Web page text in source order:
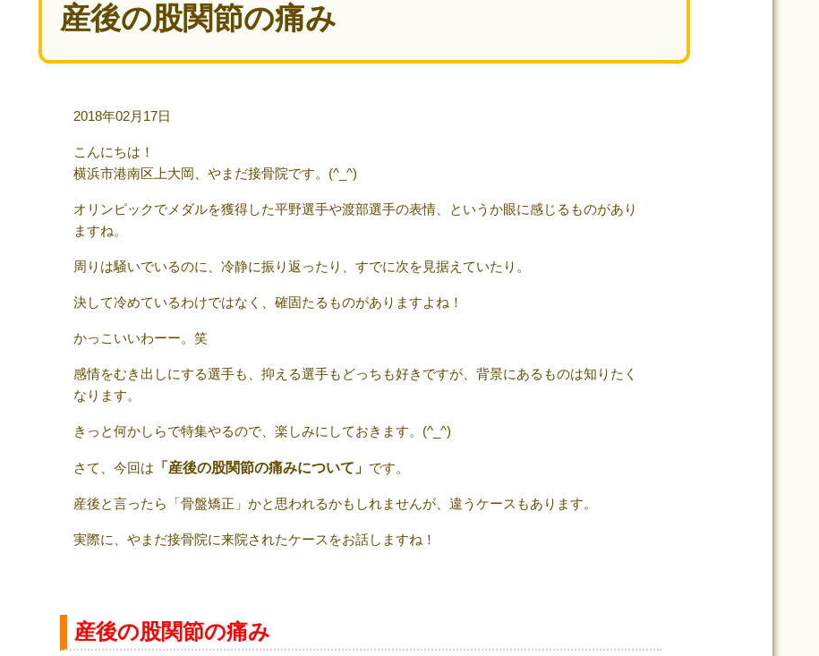
産後の股関節の痛み
2018年02月17日
こんにちは！
横浜市港南区上大岡、やまだ接骨院です。(^_^)
オリンピックでメダルを獲得した平野選手や渡部選手の表情、というか眼に感じるものがあり
ますね。
周りは騒いでいるのに、冷静に振り返ったり、すでに次を見据えていたり。
決して冷めているわけではなく、確固たるものがありますよね！
かっこいいわーー。笑
感情をむき出しにする選手も、抑える選手もどっちも好きですが、背景にあるものは知りたく
なります。
きっと何かしらで特集やるので、楽しみにしておきます。(^_^)
さて、今回は 「産後の股関節の痛みについて」 です。
産後と言ったら「骨盤矯正」かと思われるかもしれませんが、違うケースもあります。
実際に、やまだ接骨院に来院されたケースをお話しますね！
産後の股関節の痛み